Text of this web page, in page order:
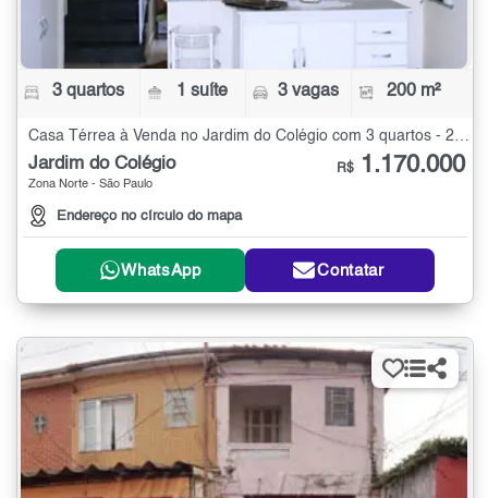
3 quartos 1 suíte 3 vagas 200 m²
Casa Térrea à Venda no Jardim do Colégio com 3 quartos - 200 m²
Jardim do Colégio
Zona Norte - São Paulo
Endereço no círculo do mapa
R$ 1.170.000
WhatsApp Contatar